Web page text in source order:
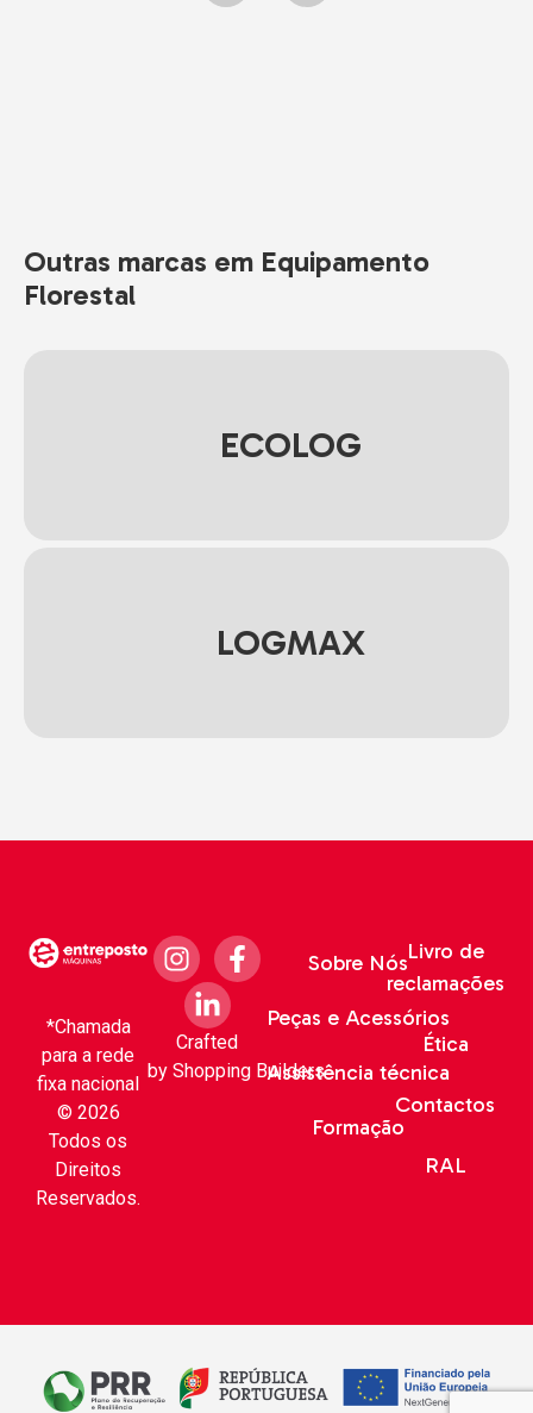
Outras marcas em Equipamento
Florestal
ECOLOG
LOGMAX
*Chamada
para a rede
fixa nacional
© 2026
Todos os
Direitos
Reservados.
Sobre Nós
Peças e Acessórios
Assistência técnica
Formação
Livro de
reclamações
Ética
Contactos
RAL
Crafted
by Shopping Builders